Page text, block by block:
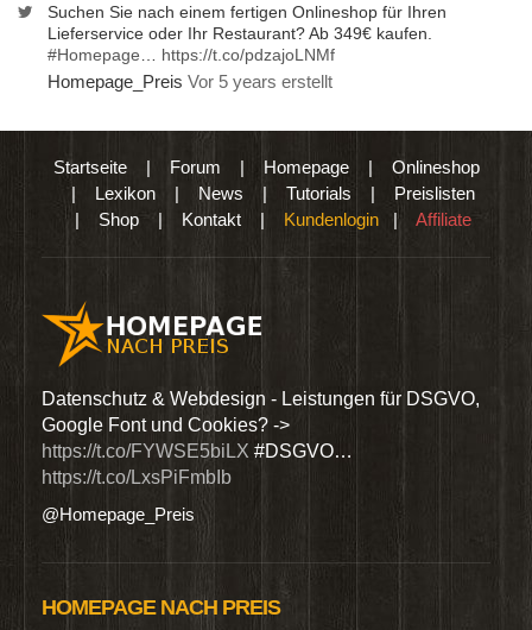
Suchen Sie nach einem fertigen Onlineshop für Ihren
Lieferservice oder Ihr Restaurant? Ab 349€ kaufen.
#Homepage
https://t.co/pdzajoLNMf
Homepage_Preis Vor 5 years erstellt
Startseite| Forum | Homepage| Onlineshop
| Lexikon | News | Tutorials | Preislisten
| Shop | Kontakt | Kundenlogin | Affiliate
Datenschutz & Webdesign - Leistungen für DSGVO,
Google Font und Cookies? ->
https://t.co/FYWSE5biLX #DSGVO…
https://t.co/LxsPiFmbIb
@Homepage_Preis
HOMEPAGE NACH PREIS